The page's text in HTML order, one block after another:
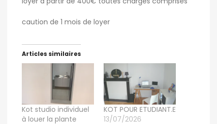
caution de 1 mois de loyer
Articles similaires
Kot studio individuel
à louer la plante
KOT POUR ETUDIANT.E
13/07/2026